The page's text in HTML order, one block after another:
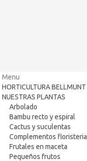
Menu
HORTICULTURA BELLMUNT
NUESTRAS PLANTAS
Arbolado
Bambu recto y espiral
Cactus y suculentas
Complementos floristeria
Frutales en maceta
Pequeños frutos